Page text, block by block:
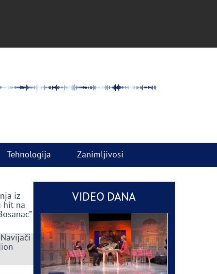
Tehnologija Zanimljivosi
iz
hit na
VIDEO DANA